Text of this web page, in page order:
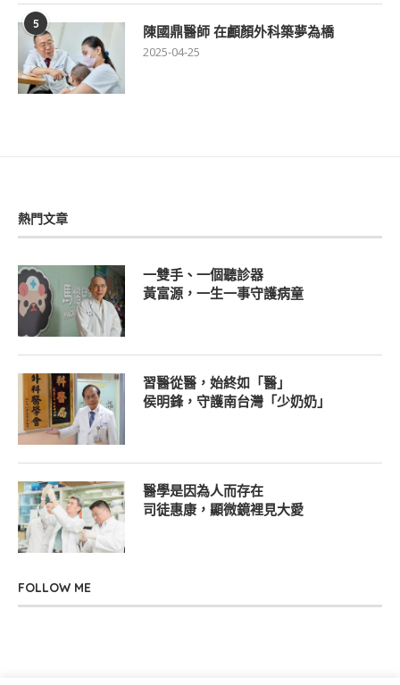
5 陳國鼎醫師 在顱顏外科築夢為橋
2025-04-25
熱門文章
一雙手、一個聽診器
黃富源，一生一事守護病童
習醫從醫，始終如「醫」
侯明鋒，守護南台灣「少奶奶」
醫學是因為人而存在
司徒惠康，顯微鏡裡見大愛
FOLLOW ME